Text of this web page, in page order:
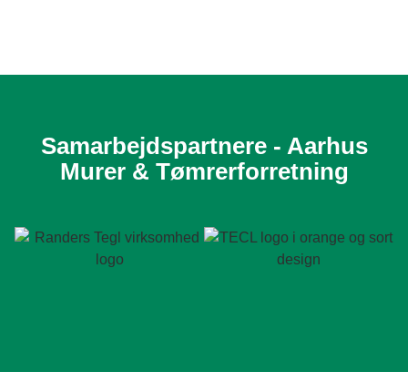
Samarbejdspartnere - Aarhus
Murer & Tømrerforretning